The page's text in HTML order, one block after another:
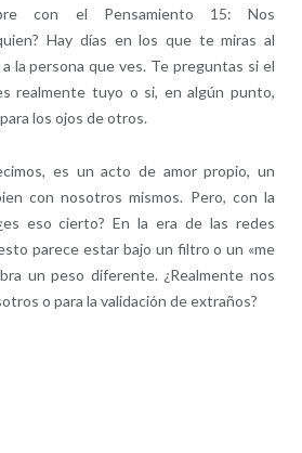
con el Pensamiento 15: Nos
Hay días en los que te miras al
la persona que ves. Te preguntas si el
realmente tuyo o si, en algún punto,
los ojos de otros.
es un acto de amor propio, un
con nosotros mismos. Pero, con la
eso cierto? En la era de las redes
parece estar bajo un filtro o un «me
un peso diferente. ¿Realmente nos
o para la validación de extraños?